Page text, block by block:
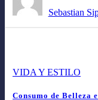
Sebastian
VIDA Y ESTILO
Consumo de Belleza